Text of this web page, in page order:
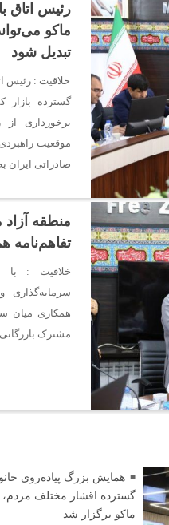
رئیس اتاق
ماکو
تبدیل شود
خلاقیت : رئیس
گسترده بازار
برخورداری
موقعیت
صادراتی ایران
منطقه آزاد
تفاهم‌نامه
خلاقیت : با
سرمایه‌گذاری
همکاری میان
مشترک بازرگانی
همایش بزرگ پیاده‌روی
گسترده اقشار مختلف مردم،
ماکو برگزار شد